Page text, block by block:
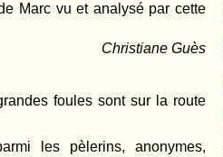
Marc vu et analysé par cette
Christiane Guès
foules sont sur la route
les pèlerins, anonymes,